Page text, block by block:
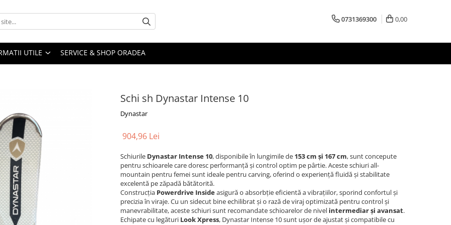
0731369300 0,00
UTILE SERVICE & SHOP ORADEA
Schi sh Dynastar Intense 10
Dynastar
904,96 Lei
Schiurile Dynastar Intense 10, disponibile în lungimile de 153 cm și 167 cm, sunt concepute
pentru schioarele care doresc performanță și control optim pe pârtie. Aceste schiuri all-
mountain pentru femei sunt ideale pentru carving, oferind o experiență fluidă și stabilitate
excelentă pe zăpadă bătătorită.
Construcția Powerdrive Insideasigură o absorbție eficientă a vibrațiilor, sporind confortul și
precizia în viraje. Cu un sidecut bine echilibrat și o rază de viraj optimizată pentru control și
manevrabilitate, aceste schiuri sunt recomandate schioarelor de nivel intermediar și avansat.
Echipate cu legături Look Xpress, Dynastar Intense 10 sunt ușor de ajustat și compatibile cu